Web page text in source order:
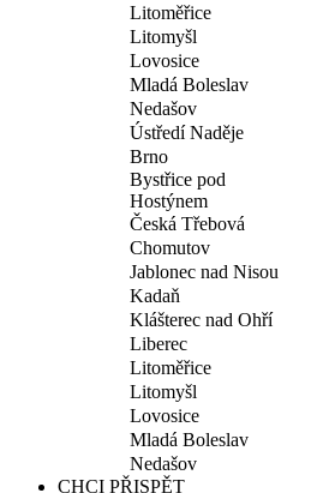
Litoměřice
Litomyšl
Lovosice
Mladá Boleslav
Nedašov
Ústředí Naděje
Brno
Bystřice pod
Hostýnem
Česká Třebová
Chomutov
Jablonec nad Nisou
Kadaň
Klášterec nad Ohří
Liberec
Litoměřice
Litomyšl
Lovosice
Mladá Boleslav
Nedašov
CHCI PŘISPĚT